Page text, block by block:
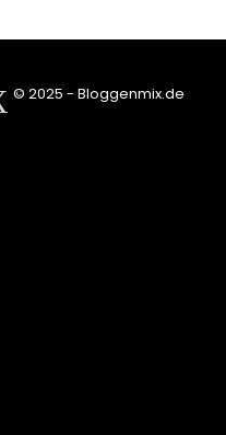
© 2025 - Bloggenmix.de